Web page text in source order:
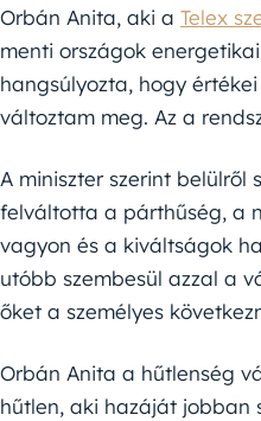
Orbán Anita, aki a Telex
menti országok
hangsúlyozta, hogy
változtam meg. Az a
A miniszter szerint
felváltotta a párthűség, a
vagyon és a kiváltságok
utóbb szembesül azzal a
őket a személyes
Orbán Anita a hűtlenség
hűtlen, aki hazáját jobban